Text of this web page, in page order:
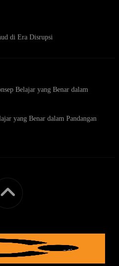
di Era Disrupsi
Belajar yang Benar dalam
yang Benar dalam Pandangan